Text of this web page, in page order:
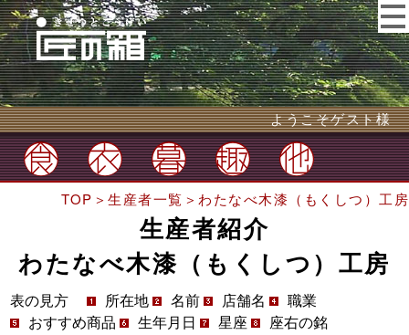
ようこそゲスト様
TOP ＞ 生産者一覧 ＞わたなべ木漆（もくしつ）工房
生産者紹介
わたなべ木漆（もくしつ）工房
表の見方 所在地 名前 店舗名
職業
おすすめ商品
生年月日 星座 座右の銘